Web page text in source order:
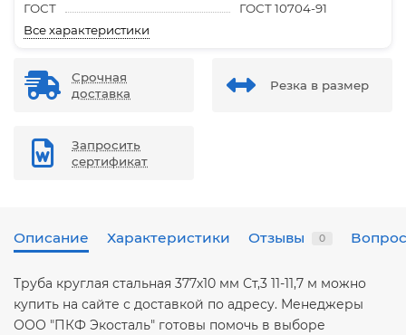
ГОСТ
ГОСТ 10704-91
Все характеристики
Срочная
доставка
Резка в размер
Запросить
сертификат
Описание Характеристики Отзывы 0
Труба круглая стальная 377х10 мм Ст,3 11-11,7 м можно
купить на сайте с доставкой по адресу. Менеджеры
ООО "ПКФ Экосталь" готовы помочь в выборе